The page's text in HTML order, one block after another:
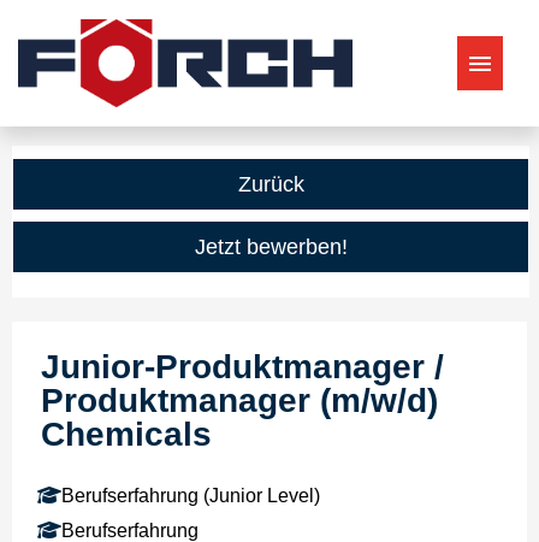
Aktuelle Stellenangebote
Zurück
Jetzt bewerben!
Junior-Produktmanager /
Produktmanager (m/w/d)
Chemicals
Berufserfahrung (Junior Level)
Berufserfahrung